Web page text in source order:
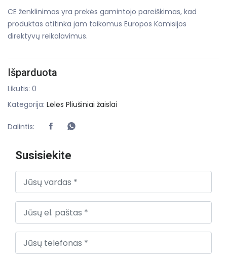
CE ženklinimas yra prekės gamintojo pareiškimas, kad
produktas atitinka jam taikomus Europos Komisijos
direktyvų reikalavimus.
Išparduota
Likutis: 0
Kategorija: Lėlės Pliušiniai žaislai
Dalintis:
Susisiekite